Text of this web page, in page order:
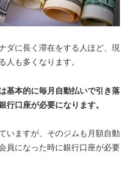
ダに長く滞在をする人ほど、現
人も多くなります。
基本的に毎月自動払いで引き落
行口座が必要になります。
いますが、そのジムも月額自動
員になった時に銀行口座が必要